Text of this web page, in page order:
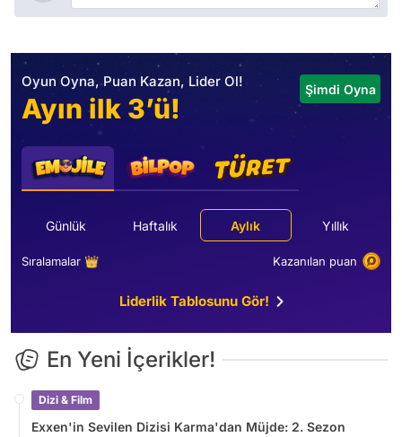
Oyun Oyna, Puan Kazan, Lider Ol!
Ayın ilk 3’ü!
Şimdi Oyna
Günlük Haftalık Aylık Yıllık
Sıralamalar 👑 Kazanılan puan
Liderlik Tablosunu Gör!
En Yeni İçerikler!
Dizi & Film
Exxen'in Sevilen Dizisi Karma'dan Müjde: 2. Sezon